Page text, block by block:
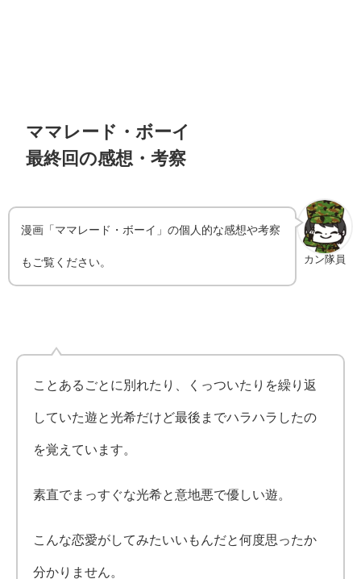
ママレード・ボーイ
最終回の感想・考察
カン隊員
漫画「ママレード・ボーイ」の個人的な感想や考察
もご覧ください。
ことあるごとに別れたり、くっついたりを繰り返
していた遊と光希だけど最後までハラハラしたの
を覚えています。
素直でまっすぐな光希と意地悪で優しい遊。
こんな恋愛がしてみたいいもんだと何度思ったか
分かりません。